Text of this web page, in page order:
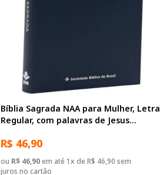
Bíblia Sagrada NAA para Mulher, Letra
Regular, com palavras de Jesus
R$ 46,90
ou R$ 46,90em até 1x de R$ 46,90 sem
juros no cartão